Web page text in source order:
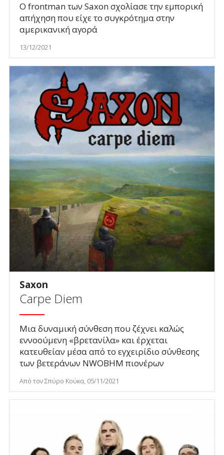
Ο frontman των Saxon σχολίασε την εμπορική
απήχηση που είχε το συγκρότημα στην
αμερικανική αγορά
13/12/2021
Saxon
Carpe Diem
Μια δυναμική σύνθεση που ζέχνει καλώς
εννοούμενη «βρετανίλα» και έρχεται
κατευθείαν μέσα από το εγχειρίδιο σύνθεσης
των βετεράνων NWOBHM πιονέρων
Από τον Σπύρο Κούκα, 05/11/2021